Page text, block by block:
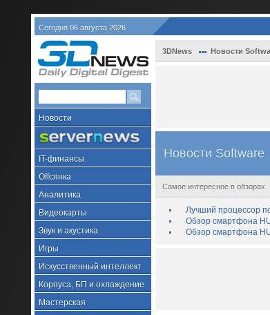
Сегодня 06 августа 2026
Новости
IT-финансы
Offсянка
Аналитика
Видеокарты
Звук и акустика
Игры
Искусственный интеллект
Корпуса, БП и охлаждение
Мастерская
3DNews Новости
Новости Software
Самое интересное в обзорах
Лучший процессор
Обзор смартфона
Обзор смартфона